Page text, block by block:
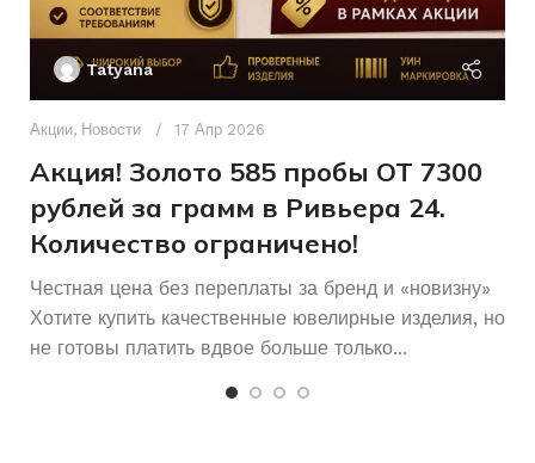
СОСТОЯНИЕ Б/У СОСТОЯНИЕ
Tatyana
Акции, Новости 17 Апр 2026
Акция! Золото 585 пробы ОТ 7300
рублей за грамм в Ривьера 24.
Количество ограничено!
Честная цена без переплаты за бренд и «новизну»
Хотите купить качественные ювелирные изделия, но
не готовы платить вдвое больше только...